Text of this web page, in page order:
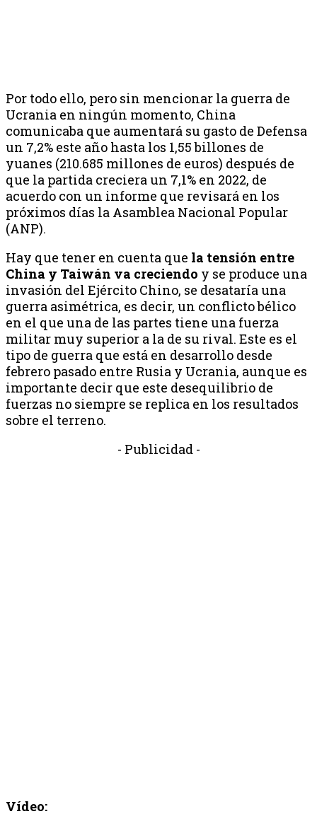
Por todo ello, pero sin mencionar la guerra de
Ucrania en ningún momento, China
comunicaba que aumentará su gasto de Defensa
un 7,2% este año hasta los 1,55 billones de
yuanes (210.685 millones de euros) después de
que la partida creciera un 7,1% en 2022, de
acuerdo con un informe que revisará en los
próximos días la Asamblea Nacional Popular
(ANP).
Hay que tener en cuenta que la tensión entre
China y Taiwán va creciendo y se produce una
invasión del Ejército Chino, se desataría una
guerra asimétrica, es decir, un conflicto bélico
en el que una de las partes tiene una fuerza
militar muy superior a la de su rival. Este es el
tipo de guerra que está en desarrollo desde
febrero pasado entre Rusia y Ucrania, aunque es
importante decir que este desequilibrio de
fuerzas no siempre se replica en los resultados
sobre el terreno.
- Publicidad -
Vídeo: